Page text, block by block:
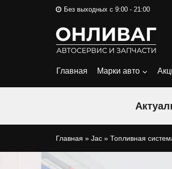
Без выходных с 9:00 - 21:00
Главная Марки авто
Главная » Jac » Топливная